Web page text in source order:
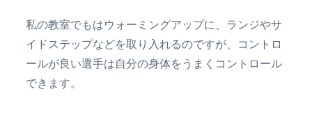
私の教室でもはウォーミングアップに、ランジやサ
イドステップなどを取り入れるのですが、コントロ
ールが良い選手は自分の身体をうまくコントロール
できます。